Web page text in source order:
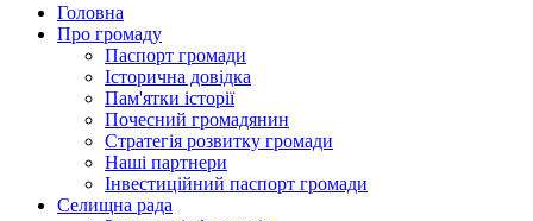
Головна
Про громаду
Паспорт громади
Історична довідка
Пам'ятки історії
Почесний громадянин
Стратегія розвитку громади
Наші партнери
Інвестиційний паспорт громади
Селищна рада